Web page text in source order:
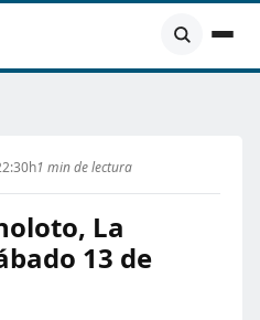
1 min de lectura
La
13 de